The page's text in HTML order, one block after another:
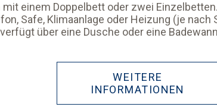
einem Doppelbett oder zwei
Safe, Klimaanlage oder Heizung (je
über eine Dusche oder eine
WEITERE
INFORMATIONEN